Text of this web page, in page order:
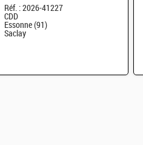
Réf. : 2026-41227
CDD
Essonne (91)
Saclay